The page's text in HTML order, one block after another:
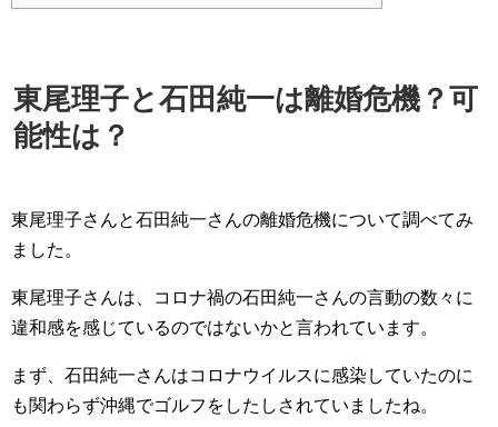
東尾理子と石田純一は離婚危機？可
能性は？
東尾理子さんと石田純一さんの離婚危機について調べてみ
ました。
東尾理子さんは、コロナ禍の石田純一さんの言動の数々に
違和感を感じているのではないかと言われています。
まず、石田純一さんはコロナウイルスに感染していたのに
も関わらず沖縄でゴルフをしたしされていましたね。